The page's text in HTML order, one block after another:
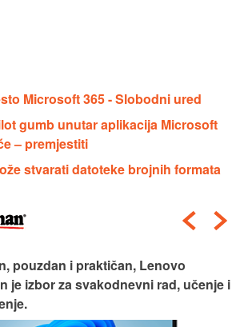
Microsoft 365 - Slobodni ured
gumb unutar aplikacija Microsoft
– premjestiti
stvarati datoteke brojnih formata
pouzdan i praktičan, Lenovo
je izbor za svakodnevni rad, učenje i